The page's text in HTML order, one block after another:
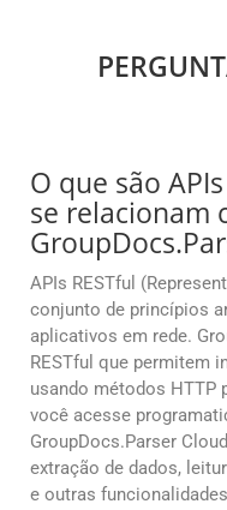
O que são
se relacionam
APIs RESTful
conjunto de princípios
aplicativos em rede.
RESTful que permitem
usando métodos HTTP
você acesse
GroupDocs.Parser
extração de dados,
e outras